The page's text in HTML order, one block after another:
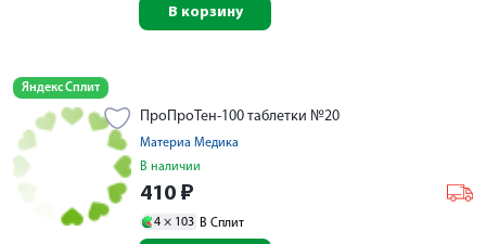
В корзину
Яндекс Сплит
ПроПроТен-100 таблетки №20
Материа Медика
В наличии
410 ₽
4 × 103 В Сплит